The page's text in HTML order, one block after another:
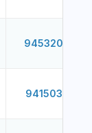
9453205340
9415033594